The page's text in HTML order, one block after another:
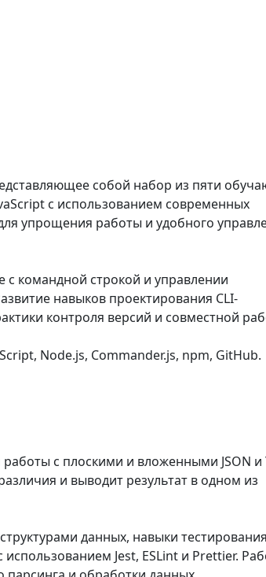
собой набор из пяти
с использованием современных
упрощения работы и удобного
с командной строкой и управлении
навыков проектирования CLI-
контроля версий и совместной
Node.js, Commander.js, npm, GitHub.
с плоскими и вложенными JSON и
и выводит результат в одном из
данных, навыки
Jest, ESLint и Prettier.